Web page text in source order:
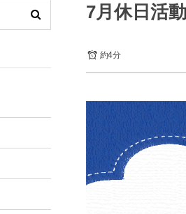
7月休日活
約4分